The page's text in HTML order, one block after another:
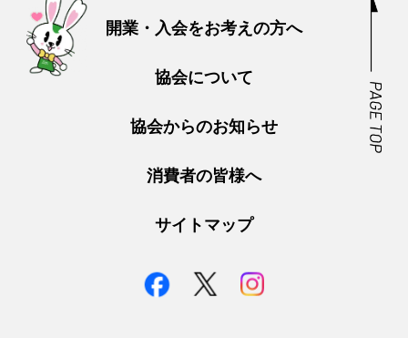
開業・入会をお考えの方へ
協会について
協会からのお知らせ
消費者の皆様へ
サイトマップ